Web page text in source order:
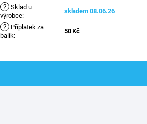
? Sklad u
výrobce:
skladem 08.06.26
?
Příplatek za
balík:
50 Kč